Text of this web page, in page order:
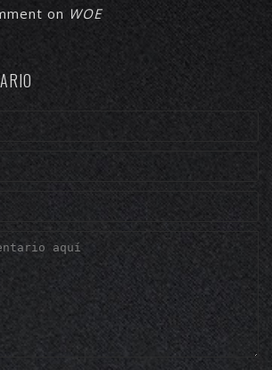
on WOE